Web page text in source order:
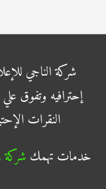
إحترافيه وتفوق
النقرات
خدمات تهمك